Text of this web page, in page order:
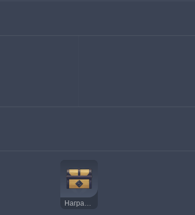
Награда путешествия